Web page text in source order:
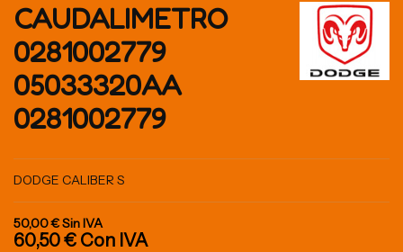
CAUDALIMETRO
0281002779
05033320AA
0281002779
DODGE CALIBER S
50,00 €Sin IVA
60,50 € Con IVA